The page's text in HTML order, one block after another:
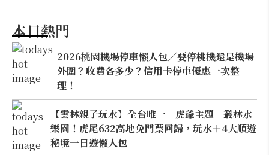
本日熱門
2026桃園機場停車懶人包／要停桃機還是機場
外圍？收費各多少？信用卡停車優惠一次整
理！
【雲林親子玩水】全台唯一「虎爺主題」叢林水
樂園！虎尾632高地免門票回歸，玩水＋4大順遊
秘境一日遊懶人包